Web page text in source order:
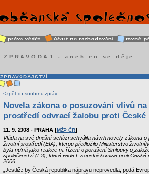
ZPRAVODAJ - aneb co se děje
ZPRAVODAJSTVÍ
<zpět do souhrnu zpráv
Novela zákona o posuzování vlivů
prostředí odvrací žalobu proti České
11. 9. 2008 - PRAHA [MŽP ČR]
Vláda na své dnešní schůzi schválila návrh novely zákona o
životní prostředí (EIA), kterou předložilo Ministerstvo
byla nutná jako reakce na řízení o porušení Smlouvy o
společenství (ES), které vede Evropská komise proti České
2006.
„Jestliže by Česká republika nápravu neprovedla, podá